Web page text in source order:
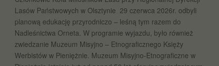
Lasów Państwowych w Olsztynie 29 czerwca 2026r. odbyli
planową edukację przyrodniczo – leśną tym razem do
Nadleśnictwa Orneta. W programie wyjazdu, było również
zwiedzanie Muzeum Misyjno – Etnograficznego Księży
Werbistów w Pieniężnie. Muzeum Misyjno-Etnograficzne w